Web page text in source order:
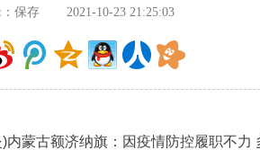
保存 2021-10-23 21:25:03
蒙古额济纳旗：因疫情防控履职不力